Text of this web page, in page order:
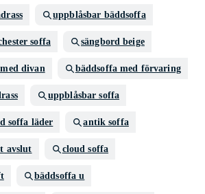
uppblåsbar bäddsoffa
soffa sängbord beige
divan bäddsoffa med förvaring
uppblåsbar soffa
soffa läder antik soffa
avslut cloud soffa
bäddsoffa u